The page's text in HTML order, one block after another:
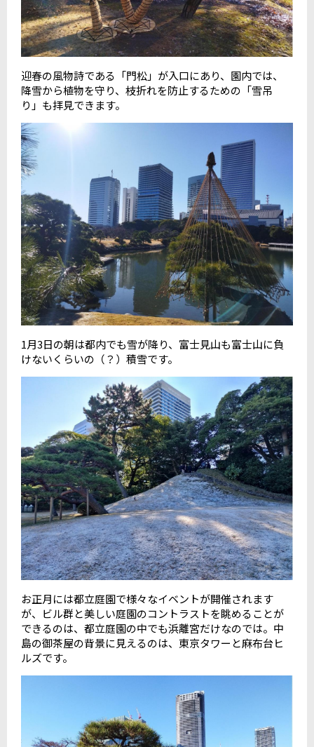
迎春の風物詩である「門松」が入口にあり、園内では、
降雪から植物を守り、枝折れを防止するための「雪吊
り」も拝見できます。
1月3日の朝は都内でも雪が降り、富士見山も富士山に負
けないくらいの（？）積雪です。
お正月には都立庭園で様々なイベントが開催されます
が、ビル群と美しい庭園のコントラストを眺めることが
できるのは、都立庭園の中でも浜離宮だけなのでは。中
島の御茶屋の背景に見えるのは、東京タワーと麻布台ヒ
ルズです。